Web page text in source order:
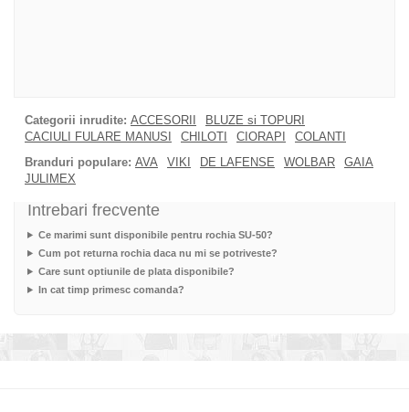
Categorii inrudite: ACCESORII
BLUZE si TOPURI
CACIULI FULARE MANUSI
CHILOTI CIORAPI
COLANTI
Branduri populare: AVA VIKI DE LAFENSE WOLBAR
GAIA
JULIMEX
Intrebari frecvente
Ce marimi sunt disponibile pentru rochia SU-50?
Cum pot returna rochia daca nu mi se potriveste?
Care sunt optiunile de plata disponibile?
In cat timp primesc comanda?